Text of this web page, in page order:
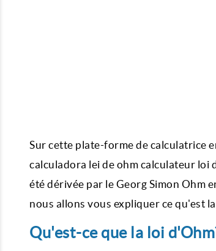
Sur cette plate-forme de calculatrice
calculadora lei de ohm calculateur loi
été dérivée par le Georg Simon Ohm
nous allons vous expliquer ce qu'est
Qu'est-ce que la loi